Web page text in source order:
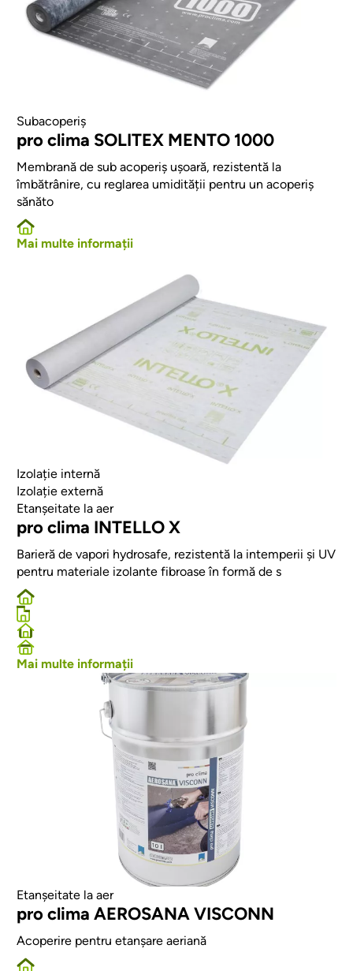
Subacoperiș
pro clima SOLITEX MENTO 1000
Membrană de sub acoperiș ușoară, rezistentă la
îmbătrânire, cu reglarea umidității pentru un acoperiș
sănăto
Mai multe informații
Izolație internă
Izolație externă
Etanșeitate la aer
pro clima INTELLO X
Barieră de vapori hydrosafe, rezistentă la intemperii și UV
pentru materiale izolante fibroase în formă de s
Mai multe informații
Etanșeitate la aer
pro clima AEROSANA VISCONN
Acoperire pentru etanșare aeriană